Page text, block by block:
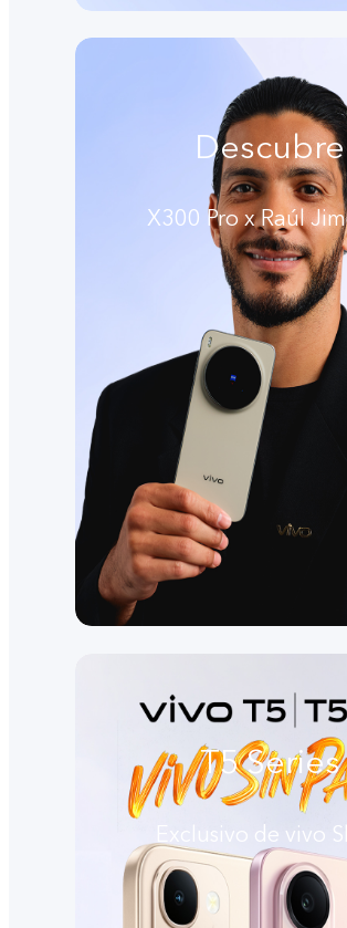
Descubre
X300 Pro x Raúl
T5 Series
Exclusivo de vivo